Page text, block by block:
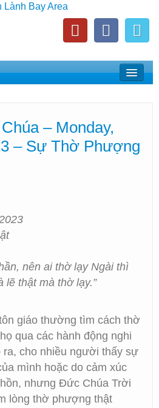
Bay Area
California
– Monday,
– Sự Thờ Phượng
nên ai thờ lạy Ngài thì
lẽ thật mà thờ lạy.”
giáo thường tìm cách thờ
qua các hành động nghi
ra, cho nhiều người thấy sự
mình hoặc do cảm xúc
nhưng Đức Chúa Trời
lòng thờ phượng thật